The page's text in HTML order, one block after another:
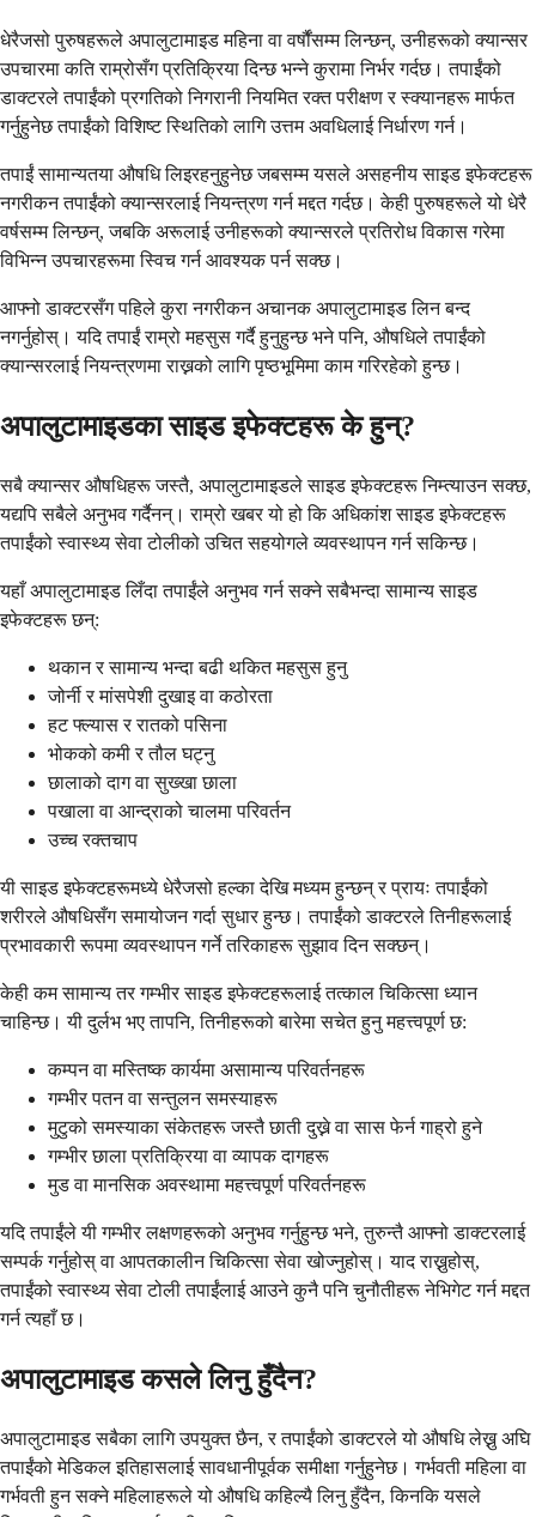
धेरैजसो पुरुषहरूले अपालुटामाइड महिना वा वर्षौंसम्म लिन्छन्, उनीहरूको क्यान्सर
उपचारमा कति राम्रोसँग प्रतिक्रिया दिन्छ भन्ने कुरामा निर्भर गर्दछ। तपाईंको
डाक्टरले तपाईंको प्रगतिको निगरानी नियमित रक्त परीक्षण र स्क्यानहरू मार्फत
गर्नुहुनेछ तपाईंको विशिष्ट स्थितिको लागि उत्तम अवधिलाई निर्धारण गर्न।
तपाईं सामान्यतया औषधि लिइरहनुहुनेछ जबसम्म यसले असहनीय साइड इफेक्टहरू
नगरीकन तपाईंको क्यान्सरलाई नियन्त्रण गर्न मद्दत गर्दछ। केही पुरुषहरूले यो धेरै
वर्षसम्म लिन्छन्, जबकि अरूलाई उनीहरूको क्यान्सरले प्रतिरोध विकास गरेमा
विभिन्न उपचारहरूमा स्विच गर्न आवश्यक पर्न सक्छ।
आफ्नो डाक्टरसँग पहिले कुरा नगरीकन अचानक अपालुटामाइड लिन बन्द
नगर्नुहोस्। यदि तपाईं राम्रो महसुस गर्दै हुनुहुन्छ भने पनि, औषधिले तपाईंको
क्यान्सरलाई नियन्त्रणमा राख्नको लागि पृष्ठभूमिमा काम गरिरहेको हुन्छ।
अपालुटामाइडका साइड इफेक्टहरू के हुन्?
सबै क्यान्सर औषधिहरू जस्तै, अपालुटामाइडले साइड इफेक्टहरू निम्त्याउन सक्छ,
यद्यपि सबैले अनुभव गर्दैनन्। राम्रो खबर यो हो कि अधिकांश साइड इफेक्टहरू
तपाईंको स्वास्थ्य सेवा टोलीको उचित सहयोगले व्यवस्थापन गर्न सकिन्छ।
यहाँ अपालुटामाइड लिँदा तपाईंले अनुभव गर्न सक्ने सबैभन्दा सामान्य साइड
इफेक्टहरू छन्:
थकान र सामान्य भन्दा बढी थकित महसुस हुनु
जोर्नी र मांसपेशी दुखाइ वा कठोरता
हट फ्ल्यास र रातको पसिना
भोकको कमी र तौल घट्नु
छालाको दाग वा सुख्खा छाला
पखाला वा आन्द्राको चालमा परिवर्तन
उच्च रक्तचाप
यी साइड इफेक्टहरूमध्ये धेरैजसो हल्का देखि मध्यम हुन्छन् र प्रायः तपाईंको
शरीरले औषधिसँग समायोजन गर्दा सुधार हुन्छ। तपाईंको डाक्टरले तिनीहरूलाई
प्रभावकारी रूपमा व्यवस्थापन गर्ने तरिकाहरू सुझाव दिन सक्छन्।
केही कम सामान्य तर गम्भीर साइड इफेक्टहरूलाई तत्काल चिकित्सा ध्यान
चाहिन्छ। यी दुर्लभ भए तापनि, तिनीहरूको बारेमा सचेत हुनु महत्त्वपूर्ण छ:
कम्पन वा मस्तिष्क कार्यमा असामान्य परिवर्तनहरू
गम्भीर पतन वा सन्तुलन समस्याहरू
मुटुको समस्याका संकेतहरू जस्तै छाती दुख्ने वा सास फेर्न गाह्रो हुने
गम्भीर छाला प्रतिक्रिया वा व्यापक दागहरू
मुड वा मानसिक अवस्थामा महत्त्वपूर्ण परिवर्तनहरू
यदि तपाईंले यी गम्भीर लक्षणहरूको अनुभव गर्नुहुन्छ भने, तुरुन्तै आफ्नो डाक्टरलाई
सम्पर्क गर्नुहोस् वा आपतकालीन चिकित्सा सेवा खोज्नुहोस्। याद राख्नुहोस्,
तपाईंको स्वास्थ्य सेवा टोली तपाईंलाई आउने कुनै पनि चुनौतीहरू नेभिगेट गर्न मद्दत
गर्न त्यहाँ छ।
अपालुटामाइड कसले लिनु हुँदैन?
अपालुटामाइड सबैका लागि उपयुक्त छैन, र तपाईंको डाक्टरले यो औषधि लेख्नु अघि
तपाईंको मेडिकल इतिहासलाई सावधानीपूर्वक समीक्षा गर्नुहुनेछ। गर्भवती महिला वा
गर्भवती हुन सक्ने महिलाहरूले यो औषधि कहिल्यै लिनु हुँदैन, किनकि यसले